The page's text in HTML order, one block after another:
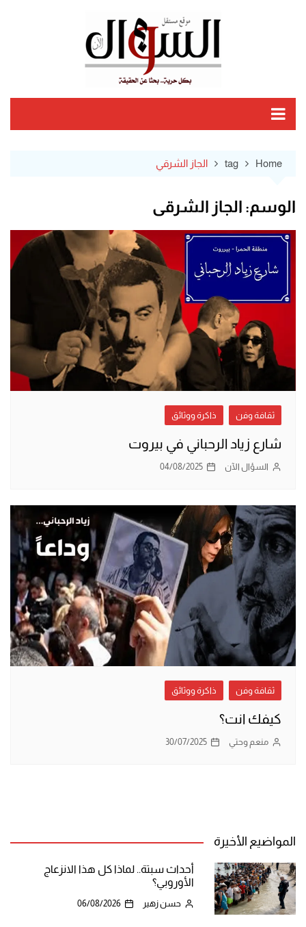
Home
tag الجاز الشرقي
الوسم: الجاز الشرقي
ثقافة وفن ذاكرة ووثائق
شارع زياد الرحباني في بيروت
السؤال الآن 04/08/2025
ثقافة وفن ذاكرة ووثائق
كيفك انت؟
منعم وحتي 30/07/2025
المواضيع الأخيرة
أحداث سبتة.. لماذا كل هذا الانزعاج
الأوروبي؟
حسن زهير 06/08/2026